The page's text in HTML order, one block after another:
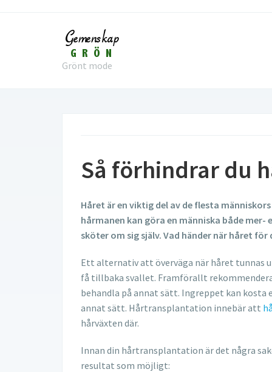
Grönt mode
Så förhindrar du
Håret är en viktig del av de flesta
hårmanen kan göra en människa både
sköter om sig själv. Vad händer när håret
Ett alternativ att överväga när håret
få tillbaka svallet. Framförallt
behandla på annat sätt. Ingreppet kan
annat sätt. Hårtransplantation innebär att
hårväxten där.
Innan din hårtransplantation är det några
resultat som möjligt: